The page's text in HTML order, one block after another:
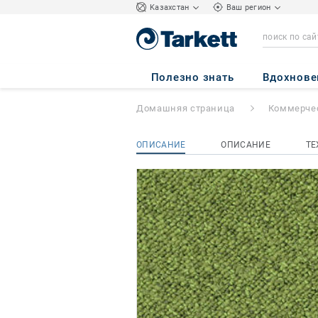
Kазахстан Ваш регион
Полезно знать
Rock - Rock
Домашняя страница
ОПИСАНИЕ ОПИСАНИЕ